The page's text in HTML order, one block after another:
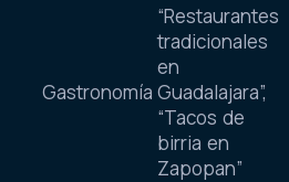
Gastronomía
“Restaurantes
tradicionales
en
Guadalajara”,
“Tacos de
birria en
Zapopan”